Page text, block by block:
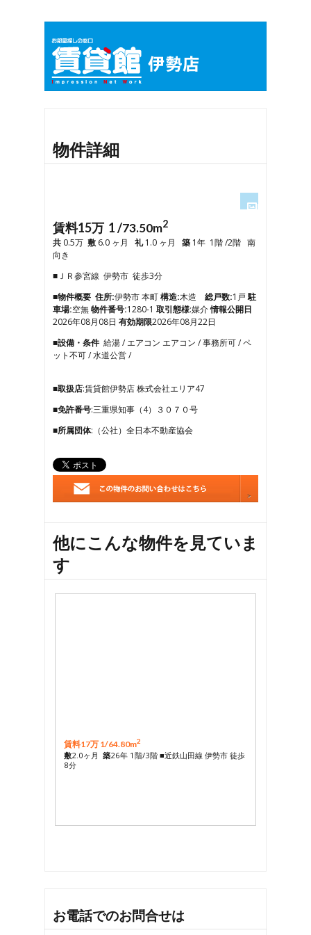
物件詳細
2
3
賃料15万 1 /73.50m2
共 0.5万 敷 6.0 ヶ月 礼1.0 ヶ月 築 1年 1階 /2階 南
向き
■ＪＲ参宮線 伊勢市 徒歩3分
■物件概要 住所:伊勢市 本町構造:木造 総戸数:1戸駐
車場:空無物件番号:1280-1 取引態様:媒介情報公開日
2026年08月08日 有効期限2026年08月22日
■設備・条件 給湯 / エアコン エアコン / 事務所可 / ペ
ット不可 / 水道公営 /
■取扱店:賃貸館伊勢店 株式会社エリア47
■免許番号:三重県知事（4）３０７０号
■所属団体:（公社）全日本不動産協会
他にこんな物件を見ていま
す
賃料17万 1/64.80m2
敷2.0ヶ月 築26年 1階/3階 ■近鉄山田線 伊勢市 徒歩
8分
お電話でのお問合せは